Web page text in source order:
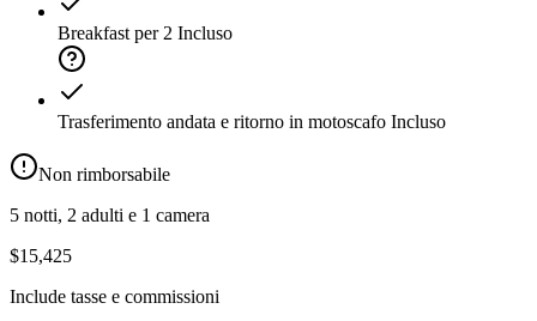
Breakfast per 2 Incluso
Trasferimento andata e ritorno in motoscafo Incluso
Non rimborsabile
5 notti, 2 adulti e 1 camera
$15,425
Include tasse e commissioni